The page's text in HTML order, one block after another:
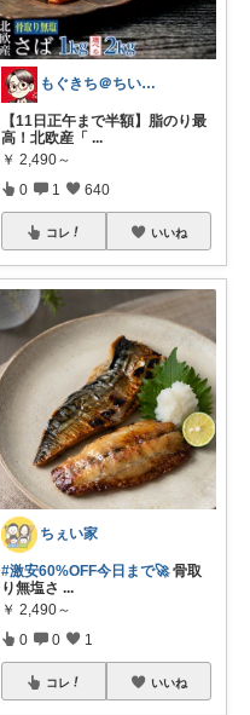
もぐきち＠ちい活など🎊購入感謝
【11日正午まで半額】脂のり最
高！北欧産「 ...
￥ 2,490～
0 1 640
コレ いいね
ちぇい家
#激安60%OFF今日まで🚀骨取
り無塩さ ...
￥ 2,490～
0 0 1
コレ いいね